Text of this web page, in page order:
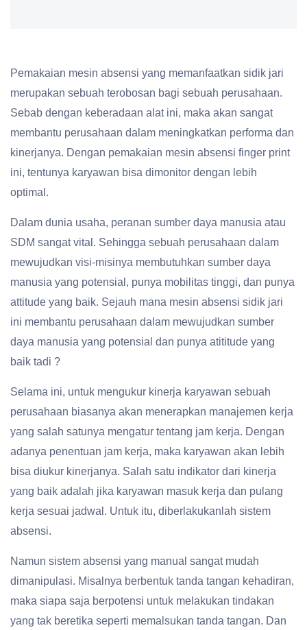
Pemakaian mesin absensi yang memanfaatkan sidik jari
merupakan sebuah terobosan bagi sebuah perusahaan.
Sebab dengan keberadaan alat ini, maka akan sangat
membantu perusahaan dalam meningkatkan performa dan
kinerjanya. Dengan pemakaian mesin absensi finger print
ini, tentunya karyawan bisa dimonitor dengan lebih
optimal.
Dalam dunia usaha, peranan sumber daya manusia atau
SDM sangat vital. Sehingga sebuah perusahaan dalam
mewujudkan visi-misinya membutuhkan sumber daya
manusia yang potensial, punya mobilitas tinggi, dan punya
attitude yang baik. Sejauh mana mesin absensi sidik jari
ini membantu perusahaan dalam mewujudkan sumber
daya manusia yang potensial dan punya atititude yang
baik tadi ?
Selama ini, untuk mengukur kinerja karyawan sebuah
perusahaan biasanya akan menerapkan manajemen kerja
yang salah satunya mengatur tentang jam kerja. Dengan
adanya penentuan jam kerja, maka karyawan akan lebih
bisa diukur kinerjanya. Salah satu indikator dari kinerja
yang baik adalah jika karyawan masuk kerja dan pulang
kerja sesuai jadwal. Untuk itu, diberlakukanlah sistem
absensi.
Namun sistem absensi yang manual sangat mudah
dimanipulasi. Misalnya berbentuk tanda tangan kehadiran,
maka siapa saja berpotensi untuk melakukan tindakan
yang tak beretika seperti memalsukan tanda tangan. Dan